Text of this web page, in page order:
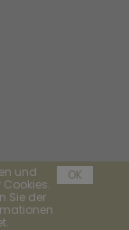
und
Sie der
OK